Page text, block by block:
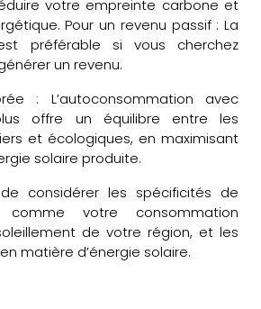
votre empreinte carbone et
Pour un revenu passif : La
préférable si vous cherchez
un revenu.
: L’autoconsommation avec
offre un équilibre entre les
et écologiques, en maximisant
solaire produite.
considérer les spécificités de
votre consommation
de votre région, et les
matière d’énergie solaire.